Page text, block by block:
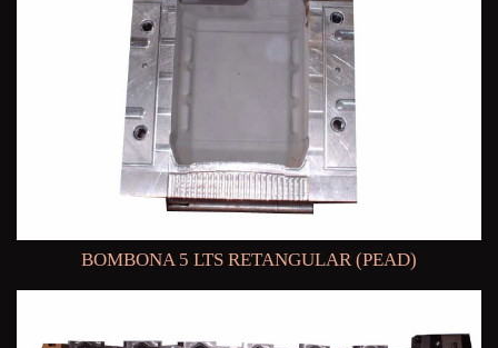
BOMBONA 5 LTS RETANGULAR (PEAD)